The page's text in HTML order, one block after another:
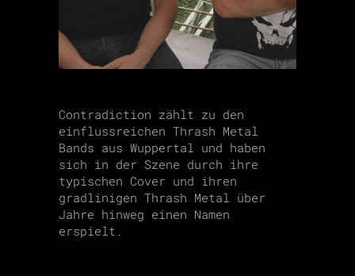
Contradiction zählt zu den
einflussreichen Thrash Metal
Bands aus Wuppertal und haben
sich in der Szene durch ihre
typischen Cover und ihren
gradlinigen Thrash Metal über
Jahre hinweg einen Namen
erspielt.